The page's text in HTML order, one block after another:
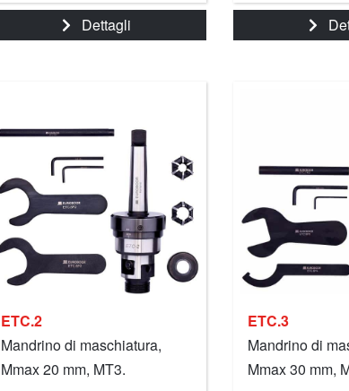
Dettagli
ETC.2
Mandrino di maschiatura,
Mmax 20 mm, MT3.
ETC.3
Mandrino di
Mmax 30 mm,